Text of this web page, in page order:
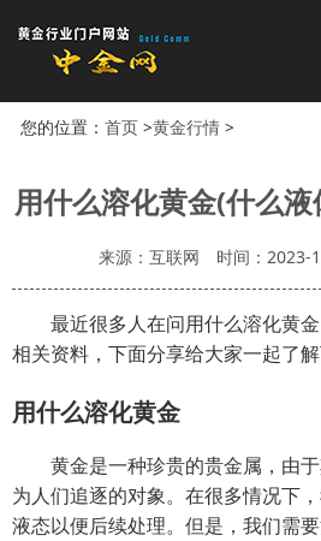
您的位置： 首页>黄金行情>
用什么溶化黄金(什么
来源：互联网 时间：2023-
最近很多人在问用什么溶化黄
相关资料，下面分享给大家一起了解
用什么溶化黄金
黄金是一种珍贵的贵金属，由
为人们追逐的对象。在很多情况下
液态以便后续处理。但是，我们需